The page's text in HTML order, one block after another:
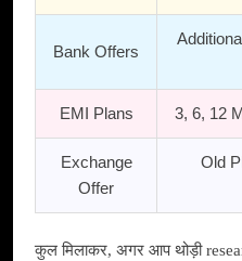
Bank Offers
EMI Plans 3, 6, 12
Exchange
Offer
Old
कुल मिलाकर, अगर आप थोड़ी